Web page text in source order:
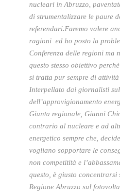
nucleari in Abruzzo,
di strumentalizzare le paure
referendari.Faremo valere
ragioni ed ho posto la
Conferenza delle regioni ma
questo stesso obiettivo
si tratta pur sempre di attività
Interpellato dai giornalisti
dell’approvigionamento
Giunta regionale, Gianni
contrario al nucleare e ad
energetico sempre che,
vogliano sopportare le
non competitità e
questo, è giusto
Regione Abruzzo sul